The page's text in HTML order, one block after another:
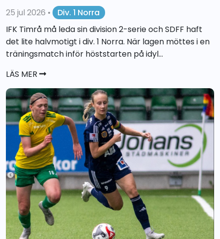
25 jul 2026 •
Div. 1 Norra
IFK Timrå må leda sin division 2-serie och SDFF haft
det lite halvmotigt i div. 1 Norra. När lagen möttes i en
träningsmatch inför höststarten på idyl...
LÄS MER